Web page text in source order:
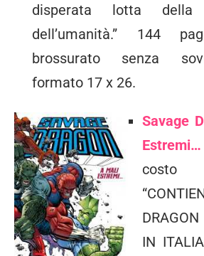
disperata lotta della
dell’umanità.” 144
brossurato senza
formato 17 x 26.
Savage
Estremi…
IN